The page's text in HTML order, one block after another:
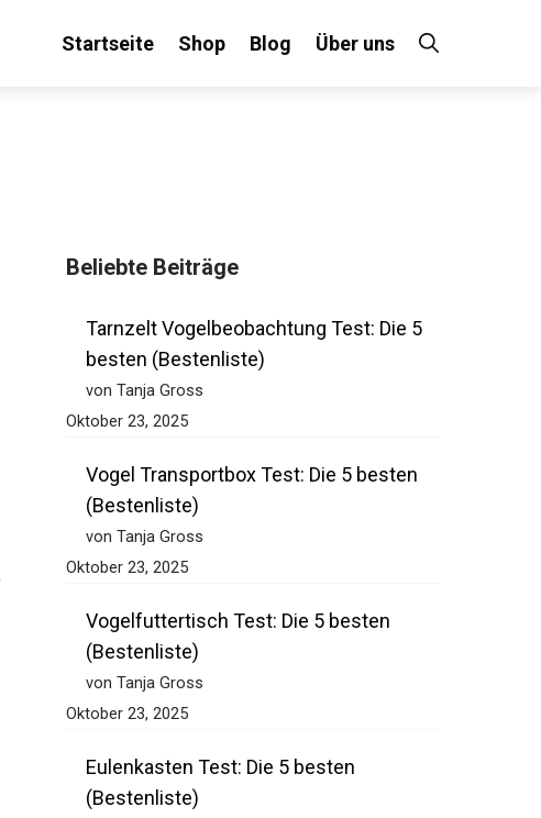
Startseite Shop Blog Über uns
Beliebte Beiträge
Tarnzelt Vogelbeobachtung Test: Die 5
besten (Bestenliste)
von Tanja Gross
Oktober 23, 2025
Vogel Transportbox Test: Die 5 besten
(Bestenliste)
von Tanja Gross
Oktober 23, 2025
Vogelfuttertisch Test: Die 5 besten
(Bestenliste)
von Tanja Gross
Oktober 23, 2025
Eulenkasten Test: Die 5 besten
(Bestenliste)